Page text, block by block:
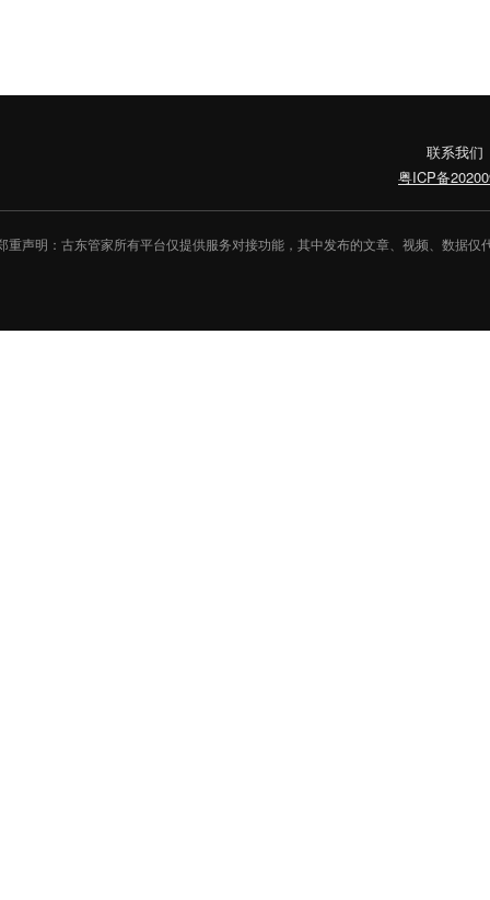
联系我们
粤ICP备
重声明：古东管家所有平台仅提供服务对接功能，其中发布的文章、视频、数据